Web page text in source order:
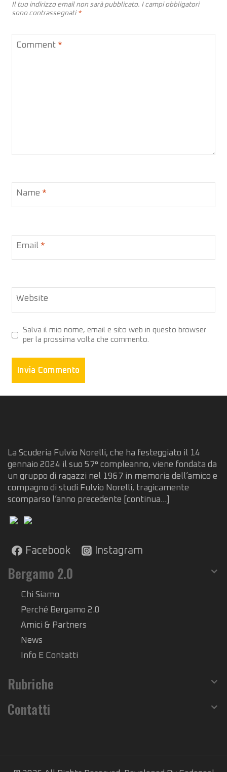
Il tuo indirizzo email non sarà pubblicato. I campi obbligatori
sono contrassegnati *
Comment *
Name *
Email *
Website
Salva il mio nome, email e sito web in questo browser
per la prossima volta che commento.
La Scuderia Fulvio Norelli, che ha festeggiato il 14
gennaio 2024 il suo 57° compleanno, viene fondata da
un gruppo di ragazzi nel 1967 in memoria dell’amico e
compagno di studi Fulvio Norelli, tragicamente
scomparso l’anno precedente
[continua...]
Facebook Instagram
Bergamo 2.0
Chi Siamo
Perché Bergamo 2.0
Amici & Partners
News
Info E Contatti
Rubriche
Contatti